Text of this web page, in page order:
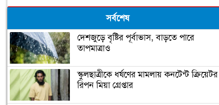
সর্বশেষ
দেশজুড়ে বৃষ্টির পূর্বাভাস, বাড়তে পারে
তাপমাত্রাও
স্কুলছাত্রীকে ধর্ষণের মামলায় কনটেন্ট ক্রিয়েটর
রিপন মিয়া গ্রেপ্তার